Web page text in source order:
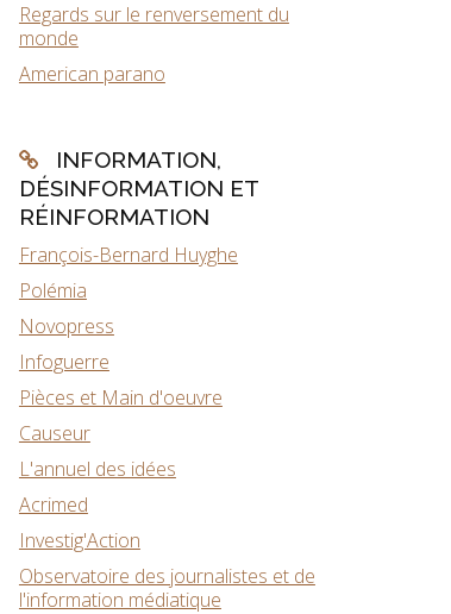
Regards sur le renversement du
monde
American parano
INFORMATION,
DÉSINFORMATION ET
RÉINFORMATION
François-Bernard Huyghe
Polémia
Novopress
Infoguerre
Pièces et Main d'oeuvre
Causeur
L'annuel des idées
Acrimed
Investig'Action
Observatoire des journalistes et de
l'information médiatique